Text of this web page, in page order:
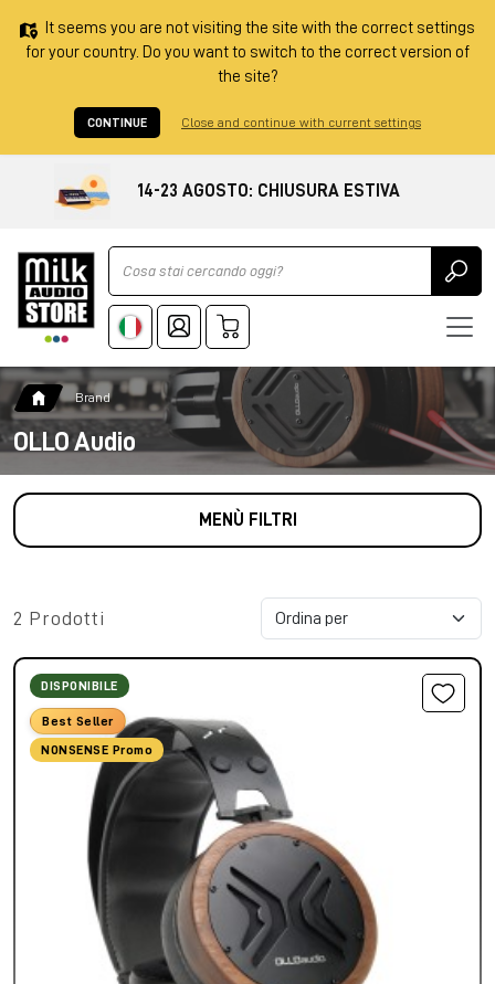
It seems you are not visiting the site with the correct settings
for your country. Do you want to switch to the correct version of
the site?
CONTINUE Close and continue with current settings
14-23 AGOSTO: CHIUSURA ESTIVA
Ricerca
Brand
OLLO Audio
MENÙ FILTRI
2 Prodotti
DISPONIBILE
Best Seller
NONSENSE Promo